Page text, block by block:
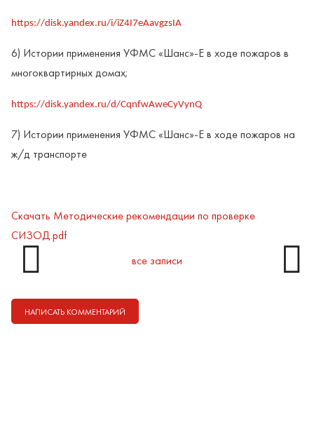
https://disk.yandex.ru/i/iZ4I7eAavgzsIA
6) Истории применения УФМС «Шанс»-Е в ходе пожаров в
многоквартирных домах;
https://disk.yandex.ru/d/CqnfwAweCyVynQ
7) Истории применения УФМС «Шанс»-Е в ходе пожаров на
ж/д транспорте
Скачать Методические рекомендации по проверке
СИЗОД.pdf
 все записи 
НАПИСАТЬ КОММЕНТАРИЙ